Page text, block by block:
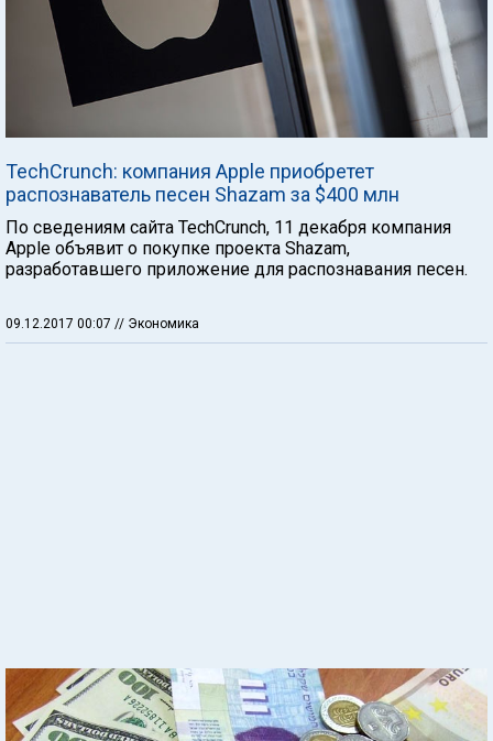
TechCrunch: компания Apple приобретет
распознаватель песен Shazam за $400 млн
По сведениям сайта TechCrunch, 11 декабря компания
Apple объявит о покупке проекта Shazam,
разработавшего приложение для распознавания песен.
09.12.2017 00:07 // Экономика